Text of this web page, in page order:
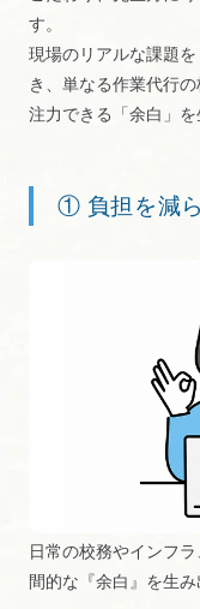
す。
現場のリアルな課題
き、単なる作業代行
注力できる「余白」を
① 負担を減
日常の校務やインフ
間的な『余白』を生み